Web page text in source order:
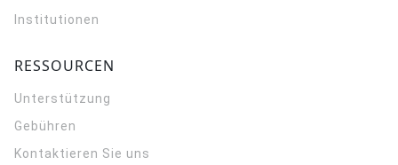
Institutionen
RESSOURCEN
Unterstützung
Gebühren
Kontaktieren Sie uns